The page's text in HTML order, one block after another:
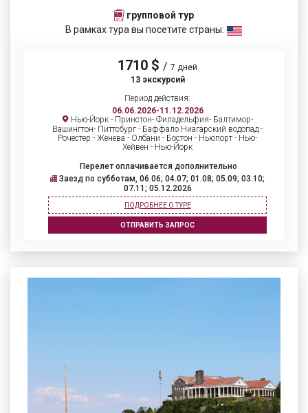
групповой тур
В рамках тура вы посетите страны:
1710 $ / 7 дней
13 экскурсий
Период действия:
06.06.2026-11.12.2026
Нью-Йорк - Принстон- Филадельфия- Балтимор-
Вашингтон- Питтсбург - Баффало Ниагарский водопад -
Рочестер - Женева - Олбани - Бостон - Ньюпорт - Нью-
Хейвен - Нью-Йорк
Перелет оплачивается дополнительно
Заезд по субботам, 06.06; 04.07; 01.08; 05.09; 03.10;
07.11; 05.12.2026
ПОДРОБНЕЕ О ТУРЕ
ОТПРАВИТЬ ЗАПРОС